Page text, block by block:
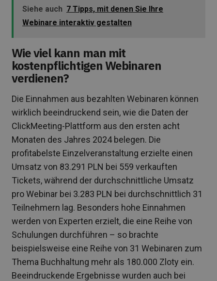
Siehe auch 7 Tipps, mit denen Sie Ihre
Webinare interaktiv gestalten
Wie viel kann man mit
kostenpflichtigen Webinaren
verdienen?
Die Einnahmen aus bezahlten Webinaren können
wirklich beeindruckend sein, wie die Daten der
ClickMeeting-Plattform aus den ersten acht
Monaten des Jahres 2024 belegen. Die
profitabelste Einzelveranstaltung erzielte einen
Umsatz von 83.291 PLN bei 559 verkauften
Tickets, während der durchschnittliche Umsatz
pro Webinar bei 3.283 PLN bei durchschnittlich 31
Teilnehmern lag. Besonders hohe Einnahmen
werden von Experten erzielt, die eine Reihe von
Schulungen durchführen – so brachte
beispielsweise eine Reihe von 31 Webinaren zum
Thema Buchhaltung mehr als 180.000 Zloty ein.
Beeindruckende Ergebnisse wurden auch bei